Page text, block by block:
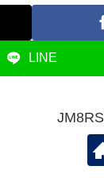
LINE